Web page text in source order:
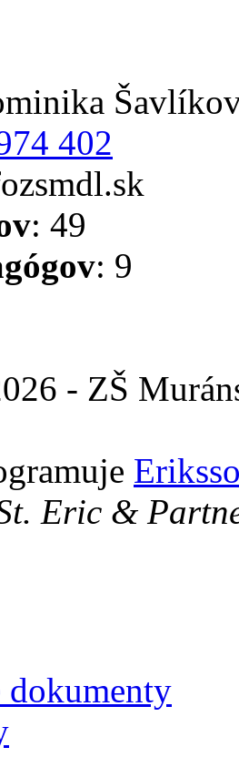
402
zsmdl.sk
: 49
: 9
- ZŠ
Eric &
dokumenty